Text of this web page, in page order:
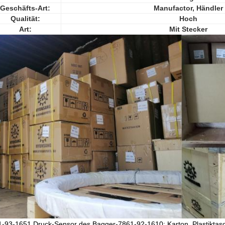
Geschäfts-Art:
Manufactor, Händler
Qualität:
Hoch
Art:
Mit Stecker